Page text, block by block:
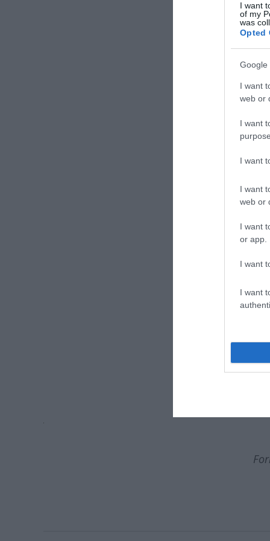
I want
of my
was
Opted
Google
I want
web or
I want
I want
I want
web or
I want
or app.
I want
I want
a